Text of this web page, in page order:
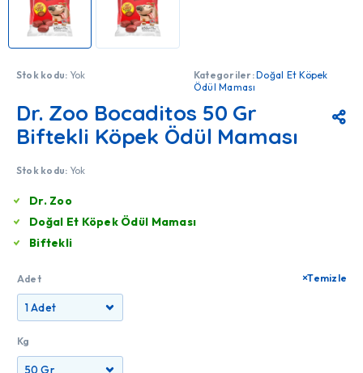
Stok kodu: Yok Kategoriler:Doğal Et Köpek
Ödül Maması
Dr. Zoo Bocaditos 50 Gr
Biftekli Köpek Ödül Maması
Stok kodu: Yok
Dr. Zoo
Doğal Et Köpek Ödül Maması
Biftekli
Adet
Kg
Temizle